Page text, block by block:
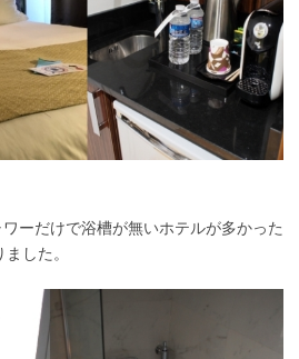
ーだけで浴槽が無いホテルが多かった
した。